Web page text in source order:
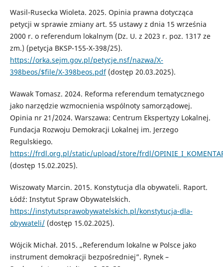
Wasil-Rusecka Wioleta. 2025. Opinia prawna dotycząca
petycji w sprawie zmiany art. 55 ustawy z dnia 15 września
2000 r. o referendum lokalnym (Dz. U. z 2023 r. poz. 1317 ze
zm.) (petycja BKSP-155-X-398/25).
https://orka.sejm.gov.pl/petycje.nsf/nazwa/X-
398beos/$file/X-398beos.pdf(dostęp 20.03.2025).
Wawak Tomasz. 2024. Reforma referendum tematycznego
jako narzędzie wzmocnienia wspólnoty samorządowej.
Opinia nr 21/2024. Warszawa: Centrum Ekspertyzy Lokalnej.
Fundacja Rozwoju Demokracji Lokalnej im. Jerzego
Regulskiego.
https://frdl.org.pl/static/upload/store/frdl/
(dostęp 15.02.2025).
Wiszowaty Marcin. 2015. Konstytucja dla obywateli. Raport.
Łódź: Instytut Spraw Obywatelskich.
https://instytutsprawobywatelskich.pl/konstytucja-dla-
obywateli/(dostęp 15.02.2025).
Wójcik Michał. 2015. „Referendum lokalne w Polsce jako
instrument demokracji bezpośredniej”. Rynek –